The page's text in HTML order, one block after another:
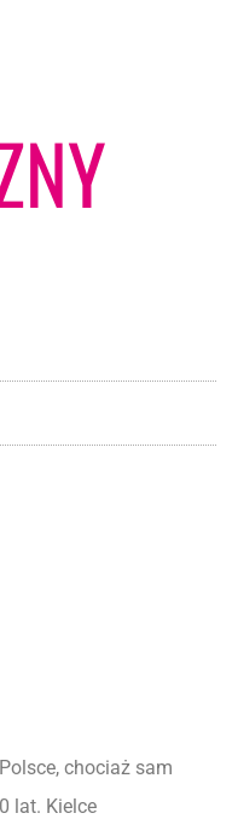
chociaż sam
lat. Kielce